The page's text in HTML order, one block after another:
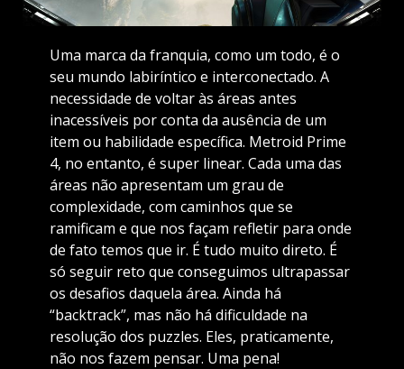
Uma marca da franquia, como um todo, é o
seu mundo labiríntico e interconectado. A
necessidade de voltar às áreas antes
inacessíveis por conta da ausência de um
item ou habilidade específica. Metroid Prime
4, no entanto, é super linear. Cada uma das
áreas não apresentam um grau de
complexidade, com caminhos que se
ramificam e que nos façam refletir para onde
de fato temos que ir. É tudo muito direto. É
só seguir reto que conseguimos ultrapassar
os desafios daquela área. Ainda há
“backtrack”, mas não há dificuldade na
resolução dos puzzles. Eles, praticamente,
não nos fazem pensar. Uma pena!